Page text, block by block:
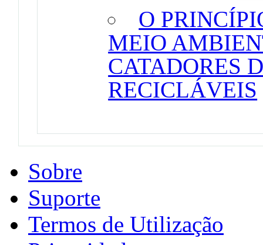
O
MEIO
CATADORES
RECICLÁVEIS
Sobre
Suporte
Termos de Utilização